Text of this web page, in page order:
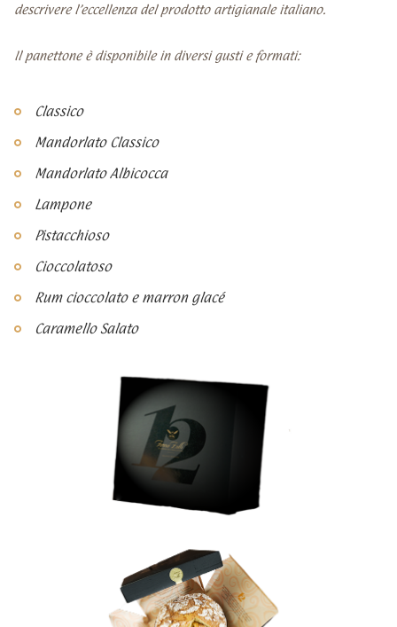
descrivere l’eccellenza del prodotto artigianale italiano.
Il panettone è disponibile in diversi gusti e formati:
Classico
Mandorlato Classico
Mandorlato Albicocca
Lampone
Pistacchioso
Cioccolatoso
Rum cioccolato e marron glacé
Caramello Salato